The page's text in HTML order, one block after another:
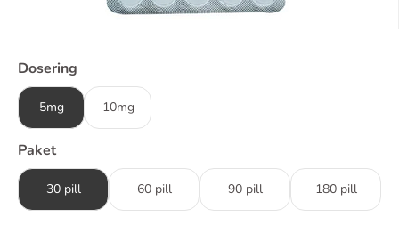
Dosering
5mg 10mg
Paket
30 pill 60 pill 90 pill 180 pill